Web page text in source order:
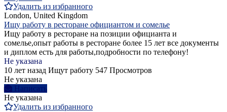
Удалить из избранного
London, United Kingdom
Ищу работу в ресторане официантом и сомелье
Ищу работу в ресторане на позиции официанта и
сомелье,опыт работы в ресторане более 15 лет все документы
и диплом есть для работы,подробности по телефону!
Не указана
10 лет назад Ищут работу 547 Просмотров
Не указана
Написать
Не указана
Удалить из избранного